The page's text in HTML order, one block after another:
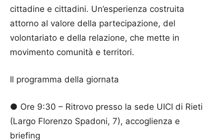
cittadine e cittadini. Un’esperienza costruita
attorno al valore della partecipazione, del
volontariato e della relazione, che mette in
movimento comunità e territori.
Il programma della giornata
● Ore 9:30 – Ritrovo presso la sede UICI di Rieti
(Largo Florenzo Spadoni, 7), accoglienza e
briefing